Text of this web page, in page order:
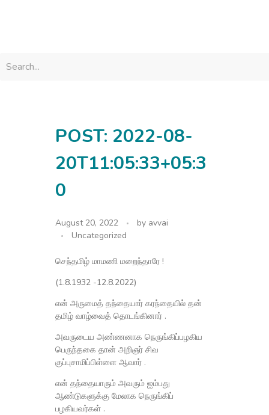
POST: 2022-08-
20T11:05:33+05:3
0
August 20, 2022 by avvai
Uncategorized
செந்தமிழ் மாமணி மறைந்தாரே !
(1.8.1932 -12.8.2022)
என் அருமைத் தந்தையார் கரந்தையில் தன்
தமிழ் வாழ்வைத் தொடங்கினார் .
அவருடைய அண்ணனாக நெருங்கிப்பழகிய
பெருந்தகை தான் அறிஞர் சிவ
குப்புசாமிப்பிள்ளை ஆவார் .
என் தந்தையாரும் அவரும் ஐம்பது
ஆண்டுகளுக்கு மேலாக நெருங்கிப்
பழகியவர்கள் .